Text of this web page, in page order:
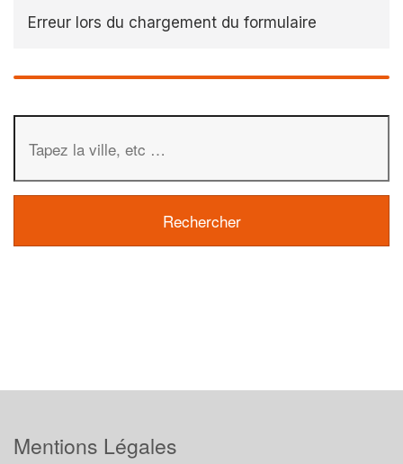
Erreur lors du chargement du formulaire
Mentions Légales